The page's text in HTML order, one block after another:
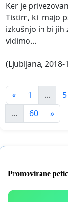
Ker je
Tistim, ki imajo
izkušnjo in bi jih
vidimo...
(Ljubljana, 2018-
« 1 ... 5
...
60 »
Promovirane